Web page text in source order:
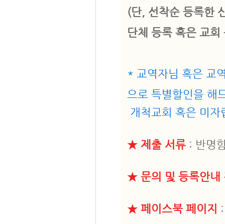
(단, 선착순 등록한
단체 등록 혹은 교회
* 교역자님 혹은 교
으로 특별할인을 해
개척교회 혹은 미
★ 제출 서류: 반명
★ 문의 및 등록안내
★ 페이스북 페이지